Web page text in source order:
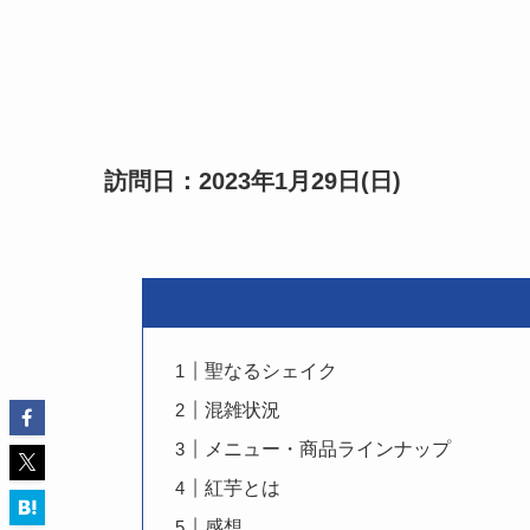
訪問日：2023年1月29日(日)
聖なるシェイク
混雑状況
メニュー・商品ラインナップ
紅芋とは